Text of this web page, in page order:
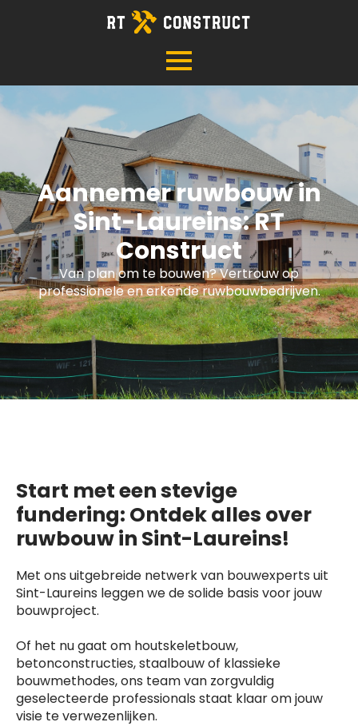
Aannemer ruwbouw in
Sint-Laureins: RT
Construct
Van plan om te bouwen? Vertrouw op
professionele en erkende ruwbouwbedrijven.
Start met een stevige
fundering: Ontdek alles over
ruwbouw in Sint-Laureins!
Met ons uitgebreide netwerk van bouwexperts uit
Sint-Laureins leggen we de solide basis voor jouw
bouwproject.
Of het nu gaat om houtskeletbouw,
betonconstructies, staalbouw of klassieke
bouwmethodes, ons team van zorgvuldig
geselecteerde professionals staat klaar om jouw
visie te verwezenlijken.